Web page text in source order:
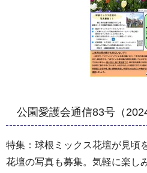
公園愛護会通信83号（
特集：球根ミックス花壇が見頃
花壇の写真も募集。気軽に楽し